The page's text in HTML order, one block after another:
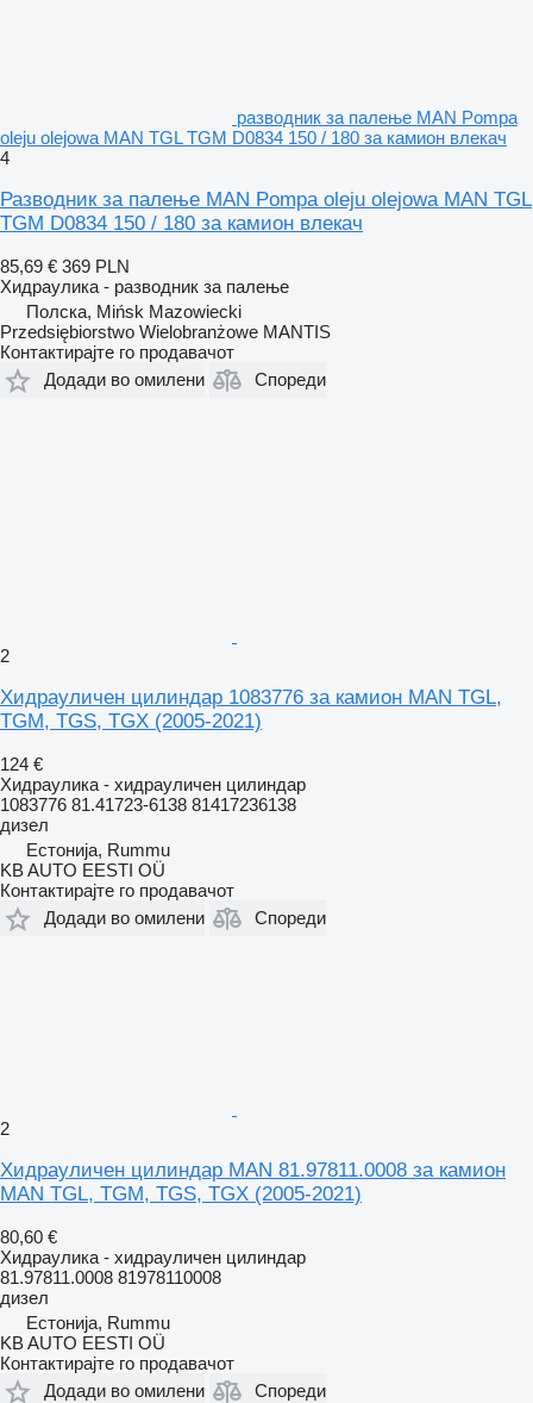
разводник за палење MAN Pompa
oleju olejowa MAN TGL TGM D0834 150 / 180 за камион влекач
4
Разводник за палење MAN Pompa oleju olejowa MAN TGL
TGM D0834 150 / 180 за камион влекач
85,69 € 369 PLN
Хидраулика - разводник за палење
Полска, Mińsk Mazowiecki
Przedsiębiorstwo Wielobranżowe MANTIS
Контактирајте го продавачот
Додади во омилени
Спореди
2
Хидрауличен цилиндар 1083776 за камион MAN TGL,
TGM, TGS, TGX (2005-2021)
124 €
Хидраулика - хидрауличен цилиндар
1083776 81.41723-6138 81417236138
дизел
Естонија, Rummu
KB AUTO EESTI OÜ
Контактирајте го продавачот
Додади во омилени
Спореди
2
Хидрауличен цилиндар MAN 81.97811.0008 за камион
MAN TGL, TGM, TGS, TGX (2005-2021)
80,60 €
Хидраулика - хидрауличен цилиндар
81.97811.0008 81978110008
дизел
Естонија, Rummu
KB AUTO EESTI OÜ
Контактирајте го продавачот
Додади во омилени
Спореди